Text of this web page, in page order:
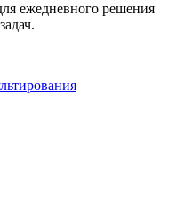
ежедневного решения